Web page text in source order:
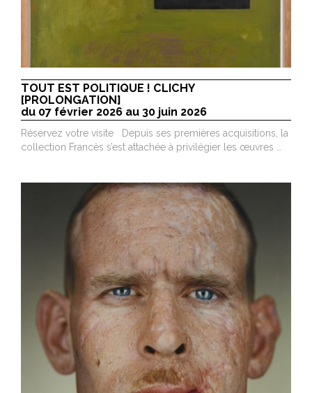
TOUT EST POLITIQUE ! CLICHY
[PROLONGATION]
du 07 février 2026 au 30 juin 2026
Réservez votre visite Depuis ses premières acquisitions, la
collection Francès s’est attachée à privilégier les œuvres …